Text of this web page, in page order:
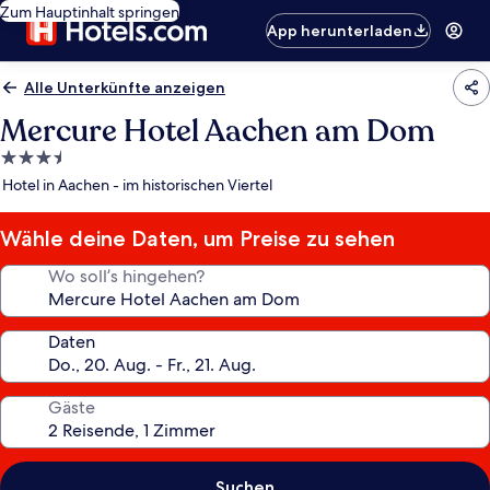
Zum Hauptinhalt springen
App herunterladen
Alle Unterkünfte anzeigen
Mercure Hotel Aachen am Dom
3.5-
Sterne-
Hotel in Aachen - im historischen Viertel
Wähle deine Daten, um Preise zu sehen
Wo soll’s hingehen?
Daten
Gäste